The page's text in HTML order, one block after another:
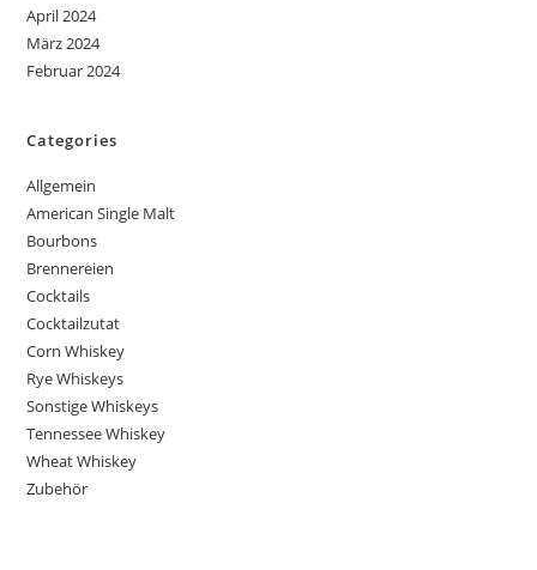
April 2024
März 2024
Februar 2024
Categories
Allgemein
American Single Malt
Bourbons
Brennereien
Cocktails
Cocktailzutat
Corn Whiskey
Rye Whiskeys
Sonstige Whiskeys
Tennessee Whiskey
Wheat Whiskey
Zubehör